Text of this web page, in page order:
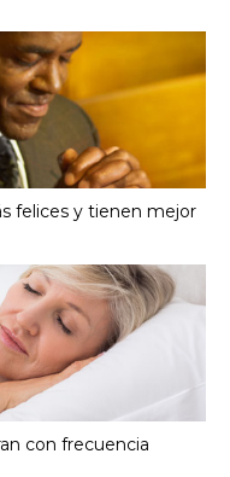
felices y tienen mejor
con frecuencia